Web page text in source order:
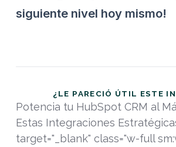
siguiente nivel hoy mismo!
¿LE PARECIÓ ÚTIL ESTE
Potencia tu HubSpot CRM al
Estas Integraciones
target="_blank" class="w-full